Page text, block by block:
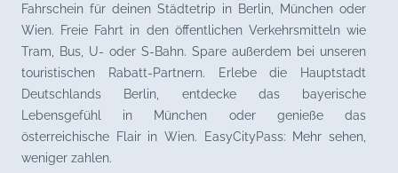
Fahrschein für deinen Städtetrip in Berlin, München oder
Wien. Freie Fahrt in den öffentlichen Verkehrsmitteln wie
Tram, Bus, U- oder S-Bahn. Spare außerdem bei unseren
touristischen Rabatt-Partnern. Erlebe die Hauptstadt
Deutschlands Berlin, entdecke das bayerische
Lebensgefühl in München oder genieße das
österreichische Flair in Wien. EasyCityPass: Mehr sehen,
weniger zahlen.